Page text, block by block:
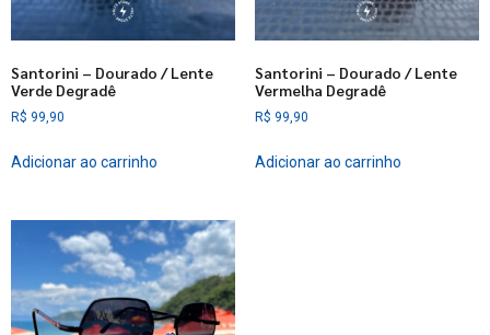
Santorini – Dourado / Lente
Verde Degradê
R$ 99,90
Adicionar ao carrinho
Santorini – Dourado / Lente
Vermelha Degradê
R$ 99,90
Adicionar ao carrinho